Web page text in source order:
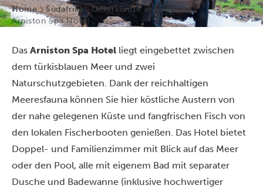
Home Südafrika
Unterkünfte in Südafrika
Arniston Spa Hotel
Das Arniston Spa Hotel liegt eingebettet zwischen
dem türkisblauen Meer und zwei
Naturschutzgebieten. Dank der reichhaltigen
Meeresfauna können Sie hier köstliche Austern von
der nahe gelegenen Küste und fangfrischen Fisch von
den lokalen Fischerbooten genießen. Das Hotel bietet
Doppel- und Familienzimmer mit Blick auf das Meer
oder den Pool, alle mit eigenem Bad mit separater
Dusche und Badewanne (inklusive hochwertiger